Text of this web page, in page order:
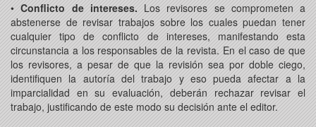
•Conflicto de intereses.Los revisores se comprometen a
abstenerse de revisar trabajos sobre los cuales puedan tener
cualquier tipo de conflicto de intereses, manifestando esta
circunstancia a los responsables de la revista. En el caso de que
los revisores, a pesar de que la revisión sea por doble ciego,
identifiquen la autoría del trabajo y eso pueda afectar a la
imparcialidad en su evaluación, deberán rechazar revisar el
trabajo, justificando de este modo su decisión ante el editor.